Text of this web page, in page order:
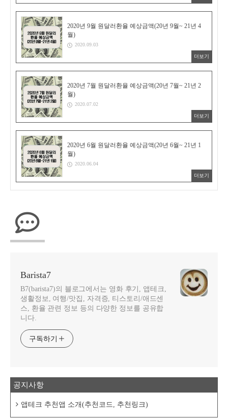
2020년 9월 원달러환율 예상금액(20년 9월~ 21년 4
월)
2020.09.03
더보기
2020년 7월 원달러환율 예상금액(20년 7월~ 21년 2
월)
2020.07.02
더보기
2020년 6월 원달러환율 예상금액(20년 6월~ 21년 1
월)
2020.06.04
더보기
Barista7
B7(barista7)의 블로그에서는 영화 후기, 앱테크,
생활정보, 여행/맛집, 자격증, 티스토리/애드센
스, 환율 관련 정보 등의 다양한 정보를 공유합
니다.
구독하기
공지사항
앱테크 추천앱 소개(추천코드, 추천링크)